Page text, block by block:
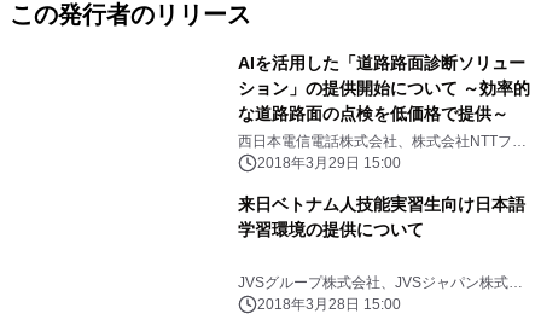
この発行者のリリース
AIを活用した「道路路面診断ソリュー
ション」の提供開始について ～効率的
な道路路面の点検を低価格で提供～
西日本電信電話株式会社、株式会社NTTフィ
ールドテクノ
2018年3月29日 15:00
来日ベトナム人技能実習生向け日本語
学習環境の提供について
JVSグループ株式会社、JVSジャパン株式会
社、西日本電信電話株式会社
2018年3月28日 15:00